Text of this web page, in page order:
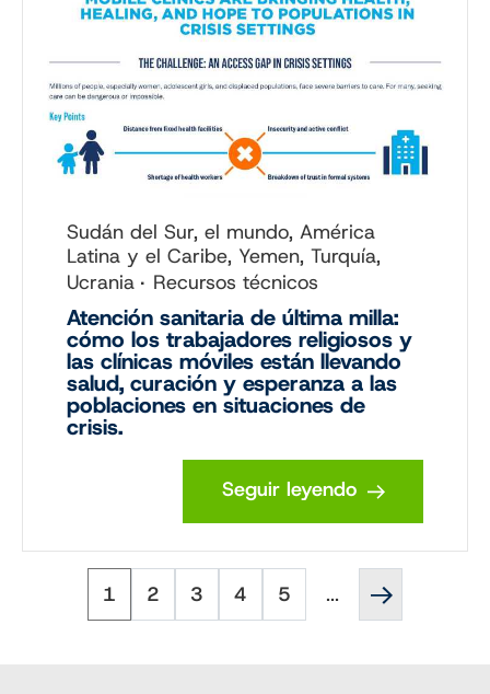
Sudán del Sur, el mundo, América
Latina y el Caribe, Yemen, Turquía,
Ucrania
Recursos técnicos
Atención sanitaria de última milla:
cómo los trabajadores religiosos y
las clínicas móviles están llevando
salud, curación y esperanza a las
poblaciones en situaciones de
crisis.
Seguir leyendo
Paginación
1 2 3 4 5 ...
siguiente